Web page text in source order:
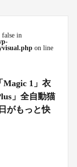
in
on line
Magic 1」衣
」全自動猫
がもっと快